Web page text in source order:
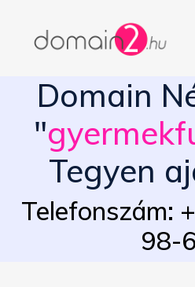
Domain
"
Tegyen
Telefonszám:
98-